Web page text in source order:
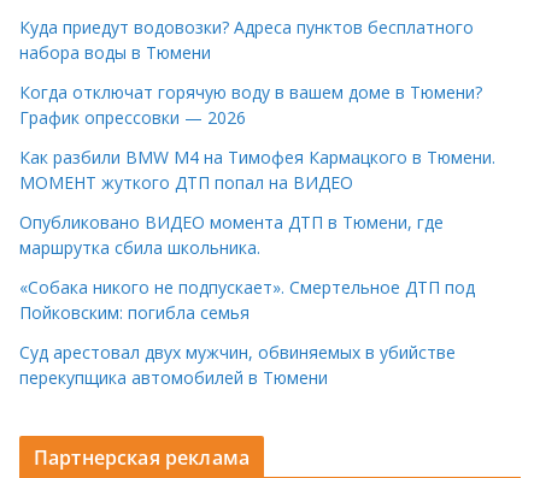
Куда приедут водовозки? Адреса пунктов бесплатного
набора воды в Тюмени
Когда отключат горячую воду в вашем доме в Тюмени?
График опрессовки — 2026
Как разбили BMW M4 на Тимофея Кармацкого в Тюмени.
МОМЕНТ жуткого ДТП попал на ВИДЕО
Опубликовано ВИДЕО момента ДТП в Тюмени, где
маршрутка сбила школьника.
«Собака никого не подпускает». Смертельное ДТП под
Пойковским: погибла семья
Суд арестовал двух мужчин, обвиняемых в убийстве
перекупщика автомобилей в Тюмени
Партнерская реклама